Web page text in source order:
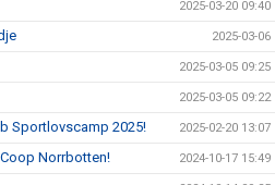
2025-03-20 09:40
2025-03-06
2025-03-05 09:25
2025-03-05 09:22
Sportlovscamp 2025! 2025-02-20 13:07
Norrbotten! 2024-10-17 15:49